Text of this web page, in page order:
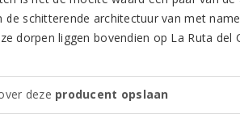
schitterende architectuur van met
dorpen liggen bovendien op La Ruta
deze producent opslaan